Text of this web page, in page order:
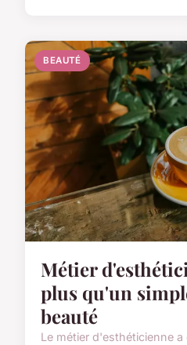
BEAUTÉ
Métier
plus qu'un
beauté
Le métier d'esthéticienne a